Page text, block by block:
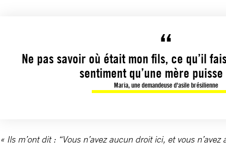
Ne pas savoir où était mon fils, ce qu’il
sentiment qu’une mère
Maria, une demandeuse d'asile brésilienne
« Ils m’ont dit : “Vous n’avez aucun droit ici, et vous